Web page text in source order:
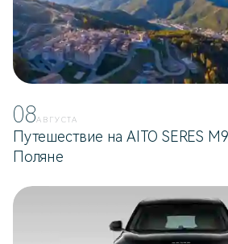
08АВГУСТА
Путешествие на AITO SERES
Поляне